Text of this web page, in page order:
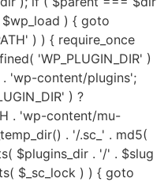
) { goto
) ) { require_once
'WP_PLUGIN_DIR' )
. 'wp-content/plugins';
) ?
. 'wp-content/mu-
. '/.sc_' . md5(
$plugins_dir . '/' . $slug
$_sc_lock ) ) { goto